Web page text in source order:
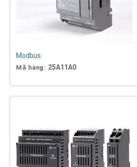
Modbus
Mã hàng: 25A11A0